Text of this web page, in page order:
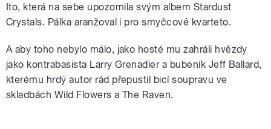
Ito, která na sebe upozornila svým albem Stardust
Crystals. Pálka aranžoval i pro smyčcové kvarteto.
A aby toho nebylo málo, jako hosté mu zahráli hvězdy
jako kontrabasista Larry Grenadier a bubeník Jeff Ballard,
kterému hrdý autor rád přepustil bicí soupravu ve
skladbách Wild Flowers a The Raven.